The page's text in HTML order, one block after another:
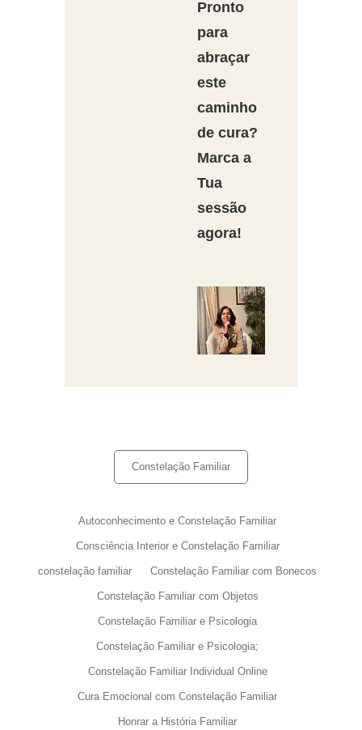
Pronto
para
abraçar
este
caminho
de cura?
Marca a
Tua
sessão
agora!
Constelação Familiar
Autoconhecimento e Constelação Familiar
Consciência Interior e Constelação Familiar
constelação familiar Constelação Familiar com Bonecos
Constelação Familiar com Objetos
Constelação Familiar e Psicologia
Constelação Familiar e Psicologia;
Constelação Familiar Individual Online
Cura Emocional com Constelação Familiar
Honrar a História Familiar